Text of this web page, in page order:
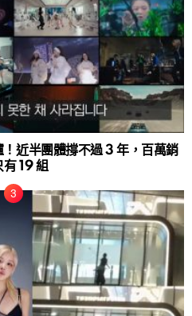
近半團體撐不過 3 年，百萬銷
有 19 組